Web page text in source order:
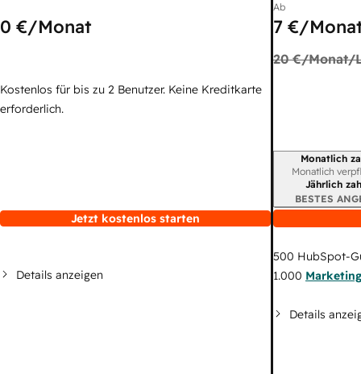
0 €/Monat
Kostenlos für bis zu 2 Benutzer. Keine Kreditkarte
erforderlich.
Jetzt kostenlos starten
Details anzeigen
Ab
7 €/
20 €/Monat/
Monatlich
Monatlich
Jährlich
BESTES
500 HubSpot-
1.000
Details